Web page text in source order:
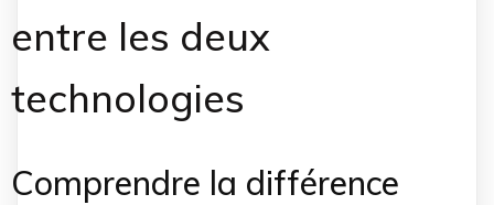
entre les deux
technologies
Comprendre la différence